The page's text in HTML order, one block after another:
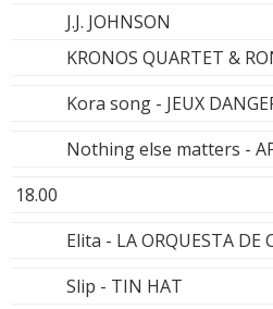
J.J. JOHNSON
KRONOS QUARTET &
Kora song - JEUX
Nothing else matters -
18.00
Elita - LA ORQUESTA DE
Slip - TIN HAT